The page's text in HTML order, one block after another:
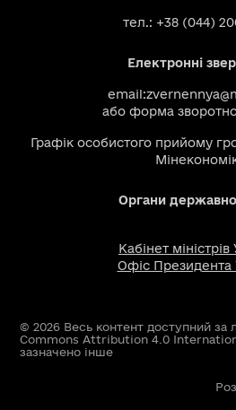
тел.: +38 (044)
Електронні
email:
або форма
Графік особистого прийому
Органи
Кабінет міністрів
Офіс Президента
© 2026 Весь контент доступний за
Commons Attribution 4.0
зазначено інше